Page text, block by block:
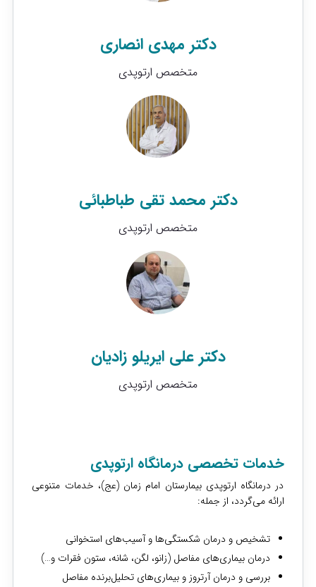
دکتر مهدی انصاری
متخصص ارتوپدی
دکتر محمد تقی طباطبائی
متخصص ارتوپدی
دکتر علی ایریلو زادیان
متخصص ارتوپدی
خدمات تخصصی درمانگاه ارتوپدی
در درمانگاه ارتوپدی بیمارستان امام زمان (عج)، خدمات متنوعی
ارائه می‌گردد، از جمله:
تشخیص و درمان شکستگی‌ها و آسیب‌های استخوانی
درمان بیماری‌های مفاصل (زانو، لگن، شانه، ستون فقرات و…)
بررسی و درمان آرتروز و بیماری‌های تحلیل‌برنده مفاصل